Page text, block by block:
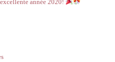
année 2020!